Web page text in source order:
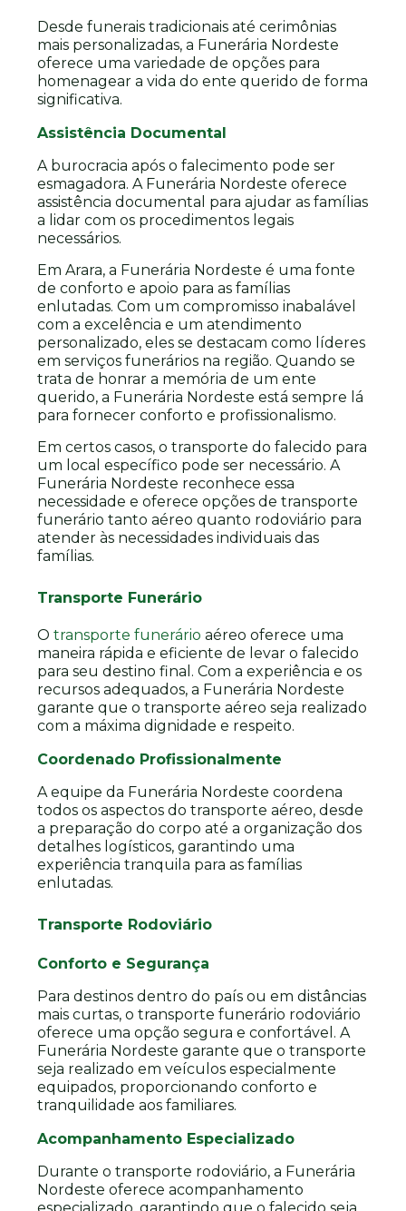
Desde funerais tradicionais até cerimônias
mais personalizadas, a Funerária Nordeste
oferece uma variedade de opções para
homenagear a vida do ente querido de forma
significativa.
Assistência Documental
A burocracia após o falecimento pode ser
esmagadora. A Funerária Nordeste oferece
assistência documental para ajudar as famílias
a lidar com os procedimentos legais
necessários.
Em Arara, a Funerária Nordeste é uma fonte
de conforto e apoio para as famílias
enlutadas. Com um compromisso inabalável
com a excelência e um atendimento
personalizado, eles se destacam como líderes
em serviços funerários na região. Quando se
trata de honrar a memória de um ente
querido, a Funerária Nordeste está sempre lá
para fornecer conforto e profissionalismo.
Em certos casos, o transporte do falecido para
um local específico pode ser necessário. A
Funerária Nordeste reconhece essa
necessidade e oferece opções de transporte
funerário tanto aéreo quanto rodoviário para
atender às necessidades individuais das
famílias.
Transporte Funerário
O transporte funerário aéreo oferece uma
maneira rápida e eficiente de levar o falecido
para seu destino final. Com a experiência e os
recursos adequados, a Funerária Nordeste
garante que o transporte aéreo seja realizado
com a máxima dignidade e respeito.
Coordenado Profissionalmente
A equipe da Funerária Nordeste coordena
todos os aspectos do transporte aéreo, desde
a preparação do corpo até a organização dos
detalhes logísticos, garantindo uma
experiência tranquila para as famílias
enlutadas.
Transporte Rodoviário
Conforto e Segurança
Para destinos dentro do país ou em distâncias
mais curtas, o transporte funerário rodoviário
oferece uma opção segura e confortável. A
Funerária Nordeste garante que o transporte
seja realizado em veículos especialmente
equipados, proporcionando conforto e
tranquilidade aos familiares.
Acompanhamento Especializado
Durante o transporte rodoviário, a Funerária
Nordeste oferece acompanhamento